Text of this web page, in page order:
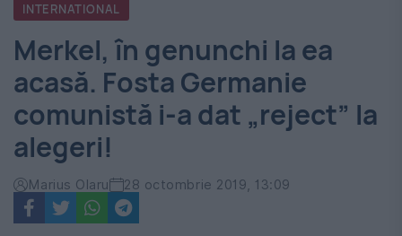
România
-
Evenimentul
Zilei
INTERNATIONAL
Merkel, în genunchi la ea
acasă. Fosta Germanie
comunistă i-a dat „reject” la
alegeri!
Marius Olaru 28 octombrie 2019, 13:09